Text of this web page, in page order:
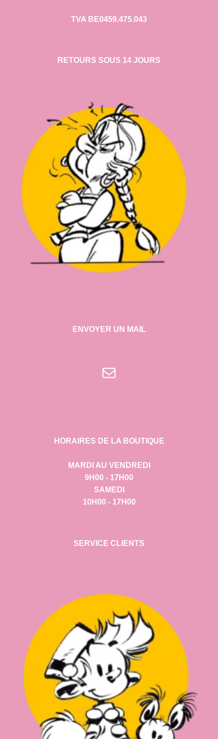
TVA BE0459.475.043
RETOURS SOUS 14 JOURS
ENVOYER UN MAIL
E-mail
HORAIRES DE LA BOUTIQUE
MARDI AU VENDREDI
9H00 - 17H00
SAMEDI
10H00 - 17H00
SERVICE CLIENTS